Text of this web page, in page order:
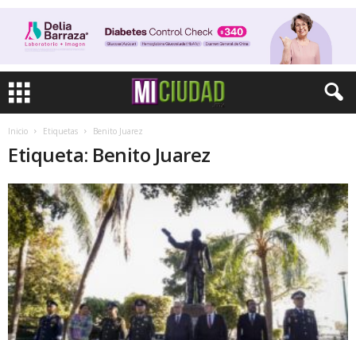
Inicio Etiquetas Benito Juarez
Etiqueta: Benito Juarez